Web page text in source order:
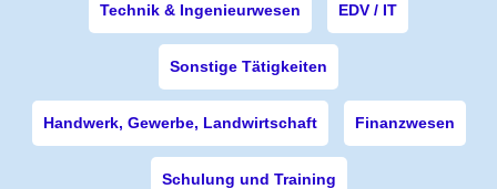
Technik & Ingenieurwesen EDV / IT
Sonstige Tätigkeiten
Handwerk, Gewerbe, Landwirtschaft Finanzwesen
Schulung und Training